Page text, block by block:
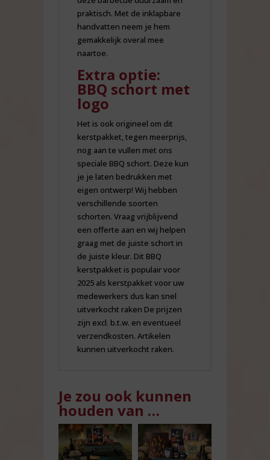
praktisch. Met de inklapbare
handvatten neem je hem
gemakkelijk overal mee
naartoe.
Extra optie:
BBQ schort met
logo
Het is ook origineel om dit
kerstpakket, tegen meerprijs,
nog aan te vullen met ons
speciale BBQ schort. Deze kun
je je laten bedrukken met
eigen ontwerp! Wij hebben
verschillende soorten
schorten. Vraag vrijblijvend
een offerte aan en wij helpen
graag met de juiste schort in
de juiste kleur. Dit BBQ
kerstpakket is populair voor
2025 als kerstpakket voor uw
medewerkers dus kan snel
uitverkocht raken De prijzen
zijn excl. b.t.w. en eventueel
verzendkosten. Artikelen
kunnen uitverkocht raken.
Je zou ook kunnen
houden van …